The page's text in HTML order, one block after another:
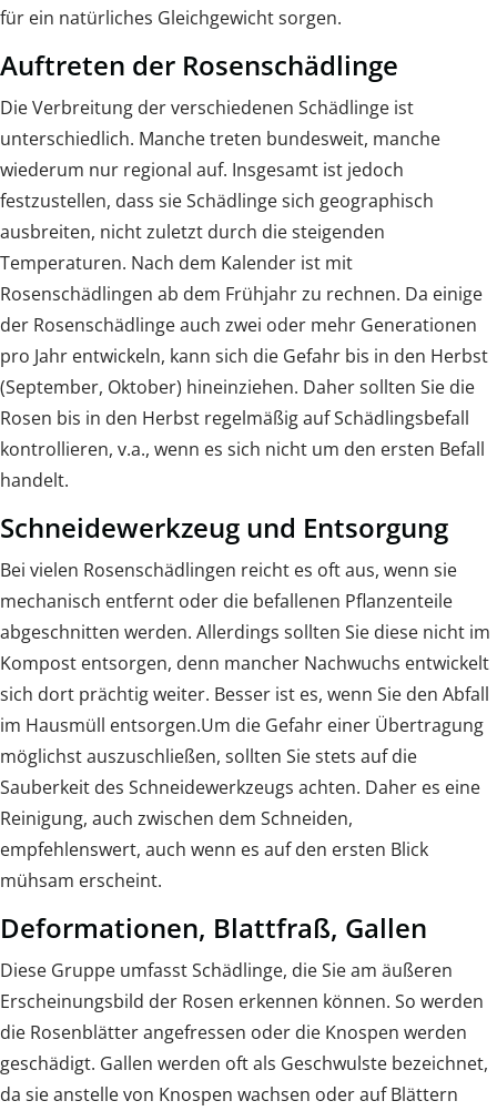
für ein natürliches Gleichgewicht sorgen.
Auftreten der Rosenschädlinge
Die Verbreitung der verschiedenen Schädlinge ist
unterschiedlich. Manche treten bundesweit, manche
wiederum nur regional auf. Insgesamt ist jedoch
festzustellen, dass sie Schädlinge sich geographisch
ausbreiten, nicht zuletzt durch die steigenden
Temperaturen. Nach dem Kalender ist mit
Rosenschädlingen ab dem Frühjahr zu rechnen. Da einige
der Rosenschädlinge auch zwei oder mehr Generationen
pro Jahr entwickeln, kann sich die Gefahr bis in den Herbst
(September, Oktober) hineinziehen. Daher sollten Sie die
Rosen bis in den Herbst regelmäßig auf Schädlingsbefall
kontrollieren, v.a., wenn es sich nicht um den ersten Befall
handelt.
Schneidewerkzeug und Entsorgung
Bei vielen Rosenschädlingen reicht es oft aus, wenn sie
mechanisch entfernt oder die befallenen Pflanzenteile
abgeschnitten werden. Allerdings sollten Sie diese nicht im
Kompost entsorgen, denn mancher Nachwuchs entwickelt
sich dort prächtig weiter. Besser ist es, wenn Sie den Abfall
im Hausmüll entsorgen.Um die Gefahr einer Übertragung
möglichst auszuschließen, sollten Sie stets auf die
Sauberkeit des Schneidewerkzeugs achten. Daher es eine
Reinigung, auch zwischen dem Schneiden,
empfehlenswert, auch wenn es auf den ersten Blick
mühsam erscheint.
Deformationen, Blattfraß, Gallen
Diese Gruppe umfasst Schädlinge, die Sie am äußeren
Erscheinungsbild der Rosen erkennen können. So werden
die Rosenblätter angefressen oder die Knospen werden
geschädigt. Gallen werden oft als Geschwulste bezeichnet,
da sie anstelle von Knospen wachsen oder auf Blättern